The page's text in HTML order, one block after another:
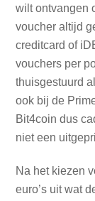
wilt ontvangen
voucher altijd
creditcard of
vouchers per
thuisgestuurd
ook bij de
Bit4coin dus
niet een
Na het kiezen
euro’s uit wat